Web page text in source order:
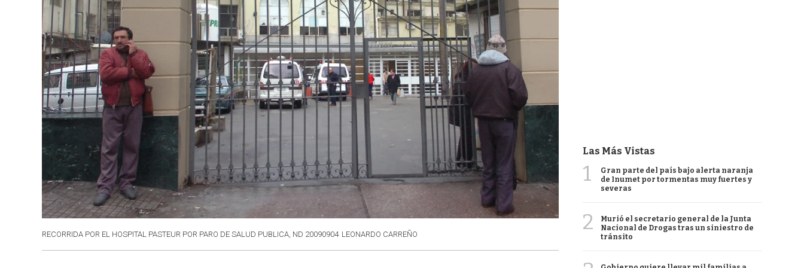
RECORRIDA POR EL HOSPITAL PASTEUR POR PARO DE SALUD PUBLICA, ND 20090904 LEONARDO CARREÑO
Las Más Vistas
1
Gran parte del país bajo alerta naranja
de Inumet por tormentas muy fuertes y
severas
2
Murió el secretario general de la Junta
Nacional de Drogas tras un siniestro de
tránsito